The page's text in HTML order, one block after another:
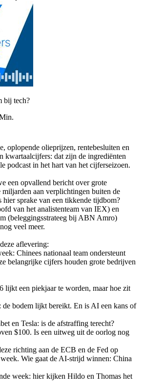
bij tech?
oplopende olieprijzen, rentebesluiten en
kwartaalcijfers: dat zijn de ingrediënten
podcast in het hart van het cijferseizoen.
een opvallend bericht over grote
aan verplichtingen buiten de
hier sprake van een tikkende tijdbom?
van het analistenteam van IEX) en
(beleggingsstrateeg bij ABN Amro)
veel meer.
aflevering:
Chinees nationaal team ondersteunt
belangrijke cijfers houden grote bedrijven
lijkt een piekjaar te worden, maar hoe zit
de bodem lijkt bereikt. En is AI een kans of
en Tesla: is de afstraffing terecht?
$100. Is een uitweg uit de oorlog nog
richting aan de ECB en de Fed op
Wie gaat de AI-strijd winnen: China
week: hier kijken Hildo en Thomas het